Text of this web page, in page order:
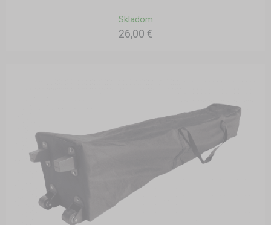
Skladom
26,00 €